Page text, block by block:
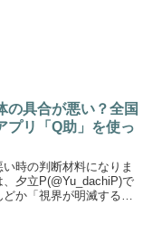
の具合が悪い？全国
プリ「Q助」を使っ
時の判断材料になりま
夕立P(@Yu_dachiP)で
か「視界が明滅する」